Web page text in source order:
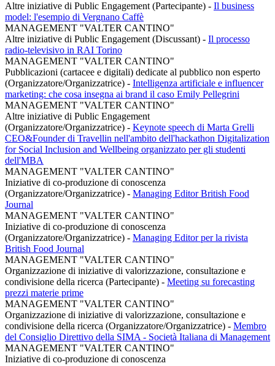
Altre iniziative di Public Engagement (Partecipante) - Il business
model: l'esempio di Vergnano Caffè
MANAGEMENT "VALTER CANTINO"
Altre iniziative di Public Engagement (Discussant) - Il processo
radio-televisivo in RAI Torino
MANAGEMENT "VALTER CANTINO"
Pubblicazioni (cartacee e digitali) dedicate al pubblico non esperto
(Organizzatore/Organizzatrice) - Intelligenza artificiale e influencer
marketing: che cosa insegna ai brand il caso Emily Pellegrini
MANAGEMENT "VALTER CANTINO"
Altre iniziative di Public Engagement
(Organizzatore/Organizzatrice) - Keynote speech di Marta Grelli
CEO&Founder di Travellin nell'ambito dell'hackathon Digitalization
for Social Inclusion and Wellbeing organizzato per gli studenti
dell'MBA
MANAGEMENT "VALTER CANTINO"
Iniziative di co-produzione di conoscenza
(Organizzatore/Organizzatrice) - Managing Editor British Food
Journal
MANAGEMENT "VALTER CANTINO"
Iniziative di co-produzione di conoscenza
(Organizzatore/Organizzatrice) - Managing Editor per la rivista
British Food Journal
MANAGEMENT "VALTER CANTINO"
Organizzazione di iniziative di valorizzazione, consultazione e
condivisione della ricerca (Partecipante) - Meeting su forecasting
prezzi materie prime
MANAGEMENT "VALTER CANTINO"
Organizzazione di iniziative di valorizzazione, consultazione e
condivisione della ricerca (Organizzatore/Organizzatrice) - Membro
del Consiglio Direttivo della SIMA - Società Italiana di Management
MANAGEMENT "VALTER CANTINO"
Iniziative di co-produzione di conoscenza